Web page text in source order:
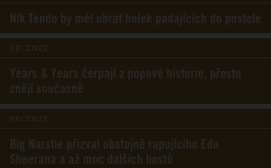
Nik Tendo by měl ubrat holek padajících do postele
RECENZE
Years & Years čerpají z popové historie, přesto
znějí současně
RECENZE
Big Narstie přizval obstojně rapujícího Eda
Sheerana a až moc dalších hostů